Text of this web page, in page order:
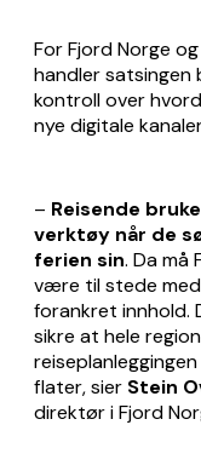
For Fjord Norge
handler satsingen
kontroll over
nye digitale
– Reisende
verktøy når de
ferien sin. Da må
være til stede
forankret innhold.
sikre at hele
flater, sier Stein
direktør i Fjord